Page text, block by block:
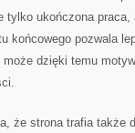
tylko ukończona
końcowego pozwala
dzięki temu
że strona trafia także